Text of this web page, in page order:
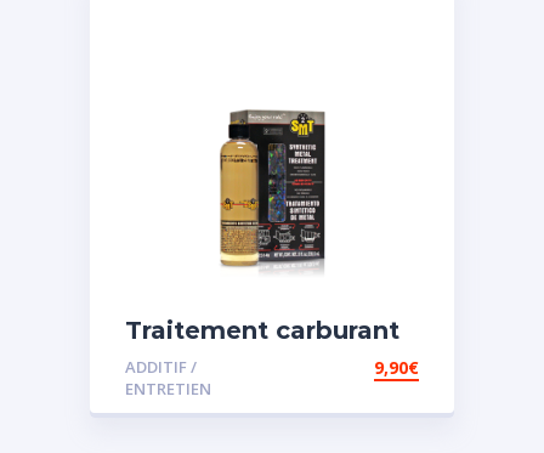
Traitement carburant
spécial essence
ADDITIF /
ENTRETIEN
9,90€